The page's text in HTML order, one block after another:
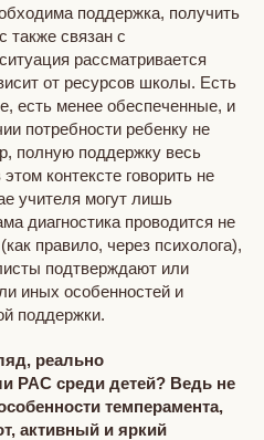
поддержка, получить
также связан с
рассматривается
от ресурсов школы. Есть
есть менее обеспеченные, и
потребности ребенку не
полную поддержку весь
контексте говорить не
учителя могут лишь
диагностика проводится не
правило, через психолога),
подтверждают или
иных особенностей и
поддержки.
реально
РАС среди детей? Ведь не
темперамента,
активный и яркий